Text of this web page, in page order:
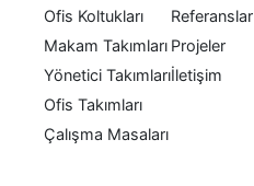
Ofis Koltukları
Makam Takımları
Yönetici Takımları
Ofis Takımları
Çalışma Masaları
Referanslar
Projeler
İletişim